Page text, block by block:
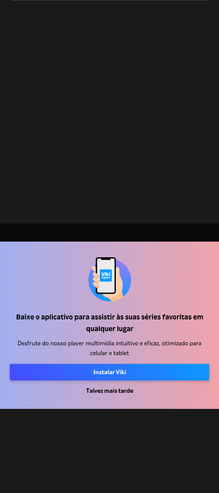
Baixe o aplicativo para assistir às suas séries favoritas em
qualquer lugar
Desfrute do nosso player multimídia intuitivo e eficaz, otimizado para
celular e tablet
Instalar Viki
Talvez mais tarde
Central de ajuda